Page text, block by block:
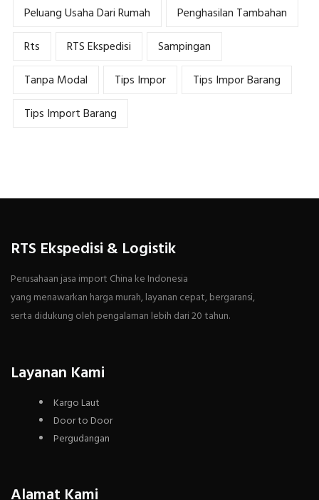
Peluang Usaha Dari Rumah
Penghasilan Tambahan
Rts
RTS Ekspedisi
Sampingan
Tanpa Modal
Tips Impor
Tips Impor Barang
Tips Import Barang
RTS Ekspedisi & Logistik
Perusahaan jasa import China ke Indonesia
yang menawarkan harga murah, layanan cepat, bergaransi,
serta didukung oleh pengalaman lebih dari 20 tahun.
Layanan Kami
Kargo Laut
Door to Door
Pergudangan